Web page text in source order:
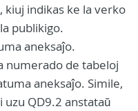
, kiuj indikas ke la verko
publikigo.
aneksaĵo.
numerado de tabeloj
aneksaĵo. Simile,
uzu QD9.2 anstataŭ